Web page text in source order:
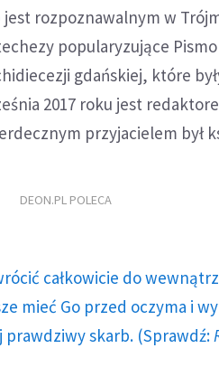
jest rozpoznawalnym w
popularyzujące
gdańskiej, które
2017 roku jest
przyjacielem był
DEON.PL POLECA
całkowicie do
mieć Go przed oczyma i
prawdziwy skarb. (Sprawdź: